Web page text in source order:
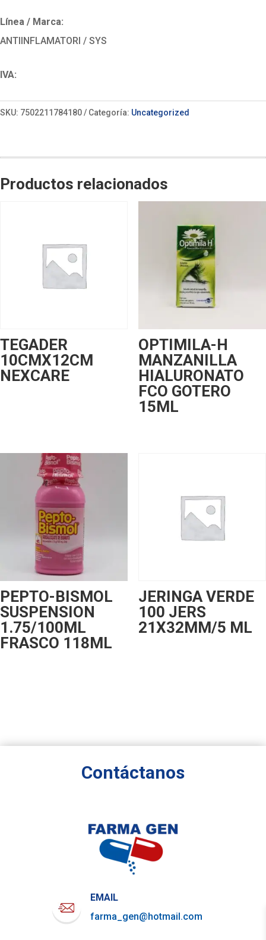
Línea / Marca:
ANTIINFLAMATORI / SYS
IVA:
SKU: 7502211784180 Categoría: Uncategorized
Productos relacionados
TEGADER
10CMX12CM
NEXCARE
OPTIMILA-H
MANZANILLA
HIALURONATO
FCO GOTERO
15ML
PEPTO-BISMOL
SUSPENSION
1.75/100ML
FRASCO 118ML
JERINGA VERDE
100 JERS
21X32MM/5 ML
Contáctanos
EMAIL
farma_gen@hotmail.com